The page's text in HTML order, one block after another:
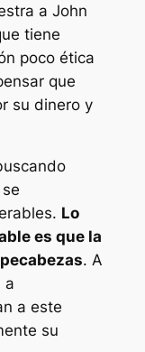
a John
tiene
poco ética
que
su dinero y
Lo
es que la
. A
a
a este
su